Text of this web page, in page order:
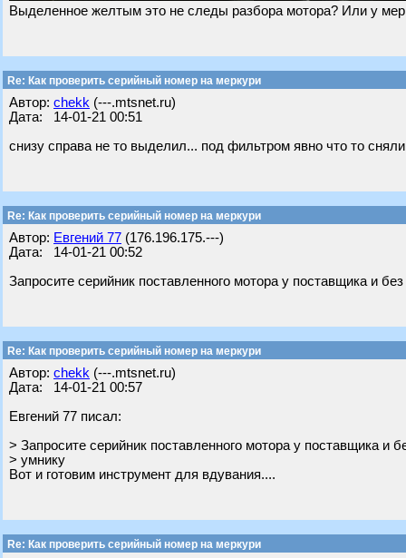
Выделенное желтым это не следы разбора мотора? Или у
Re: Как проверить серийный номер на меркури
Автор: chekk (---.mtsnet.ru)
Дата: 14-01-21 00:51
снизу справа не то выделил... под фильтром явно что то
Re: Как проверить серийный номер на меркури
Автор: Евгений 77 (176.196.175.---)
Дата: 14-01-21 00:52
Запросите серийник поставленного мотора у поставщика и
Re: Как проверить серийный номер на меркури
Автор: chekk (---.mtsnet.ru)
Дата: 14-01-21 00:57
Евгений 77 писал:
> Запросите серийник поставленного мотора у поставщика и
> умнику
Вот и готовим инструмент для вдувания....
Re: Как проверить серийный номер на меркури